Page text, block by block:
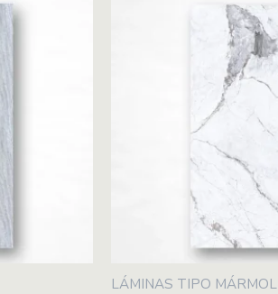
LÁMINAS TIPO MÁRMOL